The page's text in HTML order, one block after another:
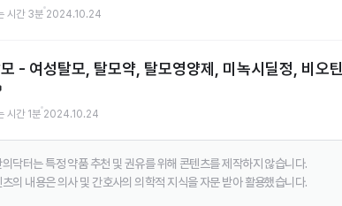
시간 3분 2024.10.24
- 여성탈모, 탈모약, 탈모영양제, 미녹시딜정, 비오틴
시간 1분 2024.10.24
의닥터는 특정 약품 추천 및 권유를 위해 콘텐츠를 제작하지 않습니다.
츠의 내용은 의사 및 간호사의 의학적 지식을 자문 받아 활용했습니다.